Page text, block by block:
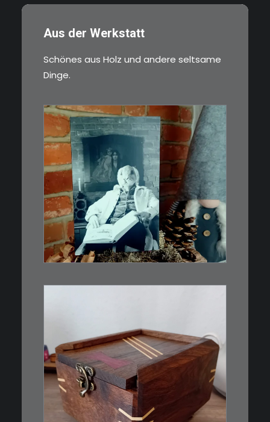
Aus der Werkstatt
Schönes aus Holz und andere seltsame
Dinge.
3,00
Limitierte Auflage. Original:
Abzug von 35mm…
€39,00
Eine kleine, simple Schatulle
aus Nussbaum…